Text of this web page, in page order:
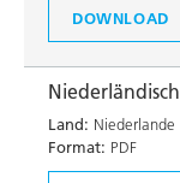
DOWNLOAD
Niederländisch
Land: Niederlande
Format: PDF